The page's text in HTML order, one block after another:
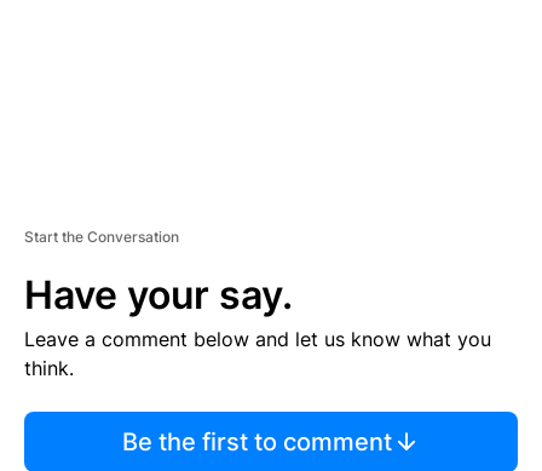
Start the Conversation
Have your say.
Leave a comment below and let us know what you
think.
Be the first to comment